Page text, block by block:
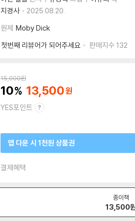
지경사
2025.08.20.
원제 Moby Dick
첫번째 리뷰어가 되어주세요
판매지수 132
15,000원
10 13,500
YES포인트
앱 다운 시 1천원 상품권
결제혜택
종이책
13,500